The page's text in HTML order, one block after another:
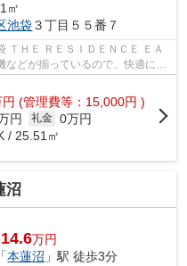
㎡
池袋３丁目５５番７
ＴＨＥ ＲＥＳＩＤＥＮＣＥ ＥＡ
などが揃っているので、快適に過
円 (管理費等：15,000円 )
円 礼金 0万円
/ 25.51㎡
沼
14.6万円
「本蓮沼 」駅 徒歩3分